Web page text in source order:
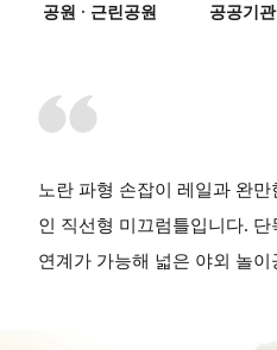
공원 · 근린공원 공공기
노란 파형 손잡이 레일과 완
인 직선형 미끄럼틀입니다.
연계가 가능해 넓은 야외 놀